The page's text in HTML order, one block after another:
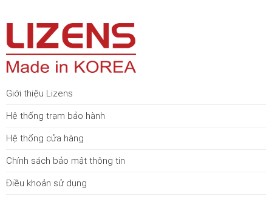
Giới thiệu Lizens
Hệ thống trạm bảo hành
Hệ thống cửa hàng
Chính sách bảo mật thông tin
Điều khoản sử dụng